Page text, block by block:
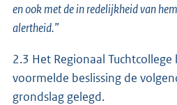
en ook met de in redelijkheid van
alertheid.”
2.3 Het Regionaal Tuchtcollege
voormelde beslissing de
grondslag gelegd.